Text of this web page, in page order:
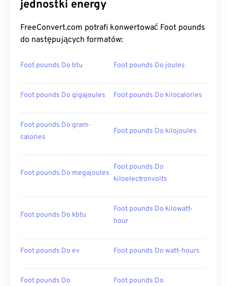
jednostki energy
FreeConvert.com potrafi konwertować Foot pounds
do następujących formatów:
Foot pounds Do btu Foot pounds Do joules
Foot pounds Do gigajoules Foot pounds Do kilocalories
Foot pounds Do gram-
calories
Foot pounds Do kilojoules
Foot pounds Do megajoules
Foot pounds Do
kiloelectronvolts
Foot pounds Do kbtu
Foot pounds Do kilowatt-
hour
Foot pounds Do ev Foot pounds Do watt-hours
Foot pounds Do
Foot pounds Do